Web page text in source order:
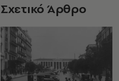
Σχετικό Άρθρο